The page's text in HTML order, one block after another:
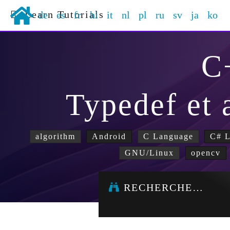
Learn Tutorials
de es fr hi it nl pl ru sv ja ko
Typedef et
algorithm Android C Language
C#
GNU/Linux
opencv
RECHERCHE…